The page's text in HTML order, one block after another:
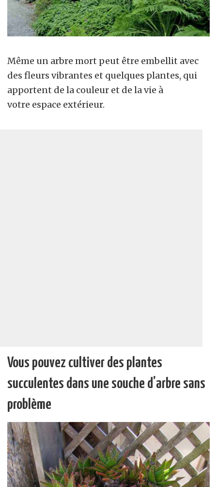
Même un arbre mort peut être embellit avec
des fleurs vibrantes et quelques plantes, qui
apportent de la couleur et de la vie à
votre espace extérieur.
Vous pouvez cultiver des plantes
succulentes dans une souche d’arbre sans
problème